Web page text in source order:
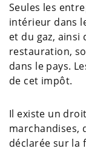
Seules les
intérieur dans
et du gaz,
restauration,
dans le pays.
de cet impôt.
Il existe un
marchandises,
déclarée sur la